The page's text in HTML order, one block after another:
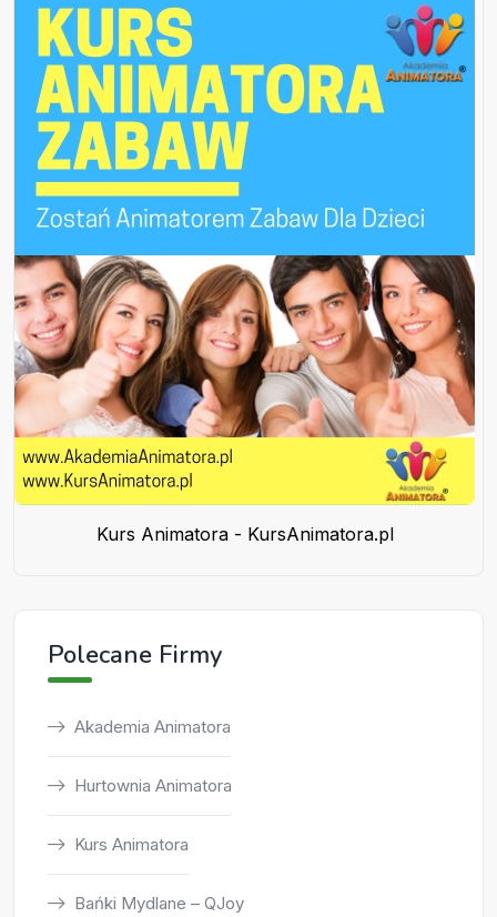
Kurs Animatora - KursAnimatora.pl
Polecane Firmy
Akademia Animatora
Hurtownia Animatora
Kurs Animatora
Bańki Mydlane – QJoy